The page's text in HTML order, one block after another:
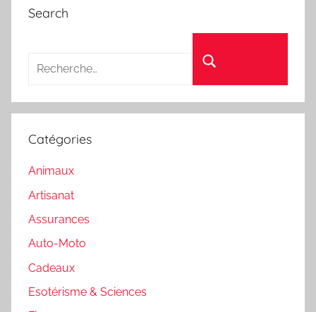
Search
Catégories
Animaux
Artisanat
Assurances
Auto-Moto
Cadeaux
Esotérisme & Sciences